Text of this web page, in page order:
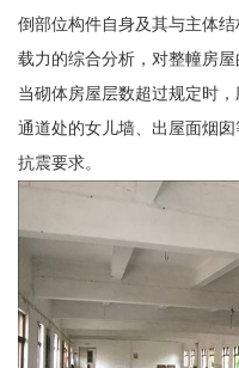
倒部位构件自身及其与主体
载力的综合分析，对整幢房屋
当砌体房屋层数超过规定时
通道处的女儿墙、出屋面烟
抗震要求。